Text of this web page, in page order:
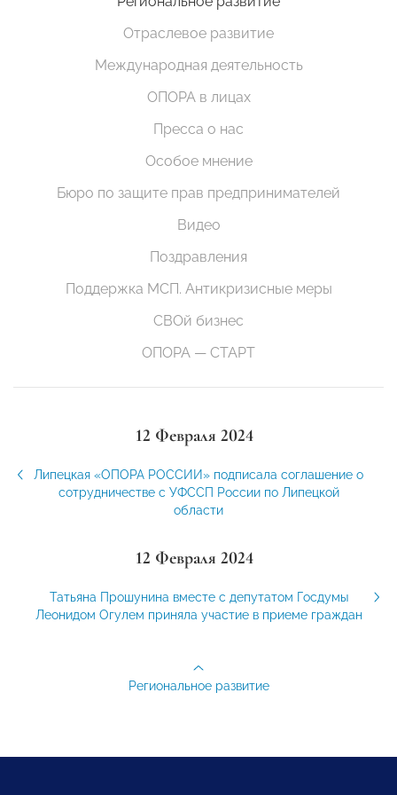
Отраслевое развитие
Международная деятельность
ОПОРА в лицах
Пресса о нас
Особое мнение
Бюро по защите прав предпринимателей
Видео
Поздравления
Поддержка МСП. Антикризисные меры
СВОй бизнес
ОПОРА — СТАРТ
12 Февраля 2024
Липецкая «ОПОРА РОССИИ» подписала соглашение о
сотрудничестве с УФССП России по Липецкой
области
12 Февраля 2024
Татьяна Прошунина вместе с депутатом Госдумы
Леонидом Огулем приняла участие в приеме граждан
Региональное развитие